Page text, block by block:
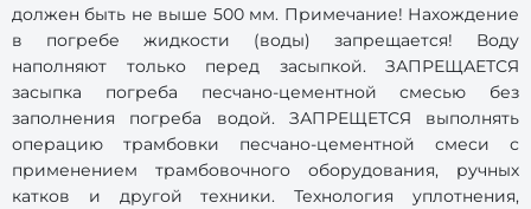
должен быть не выше 500 мм. Примечание! Нахождение
в погребе жидкости (воды) запрещается! Воду
наполняют только перед засыпкой. ЗАПРЕЩАЕТСЯ
засыпка погреба песчано-цементной смесью без
заполнения погреба водой. ЗАПРЕЩЕТСЯ выполнять
операцию трамбовки песчано-цементной смеси с
применением трамбовочного оборудования, ручных
катков и другой техники. Технология уплотнения,